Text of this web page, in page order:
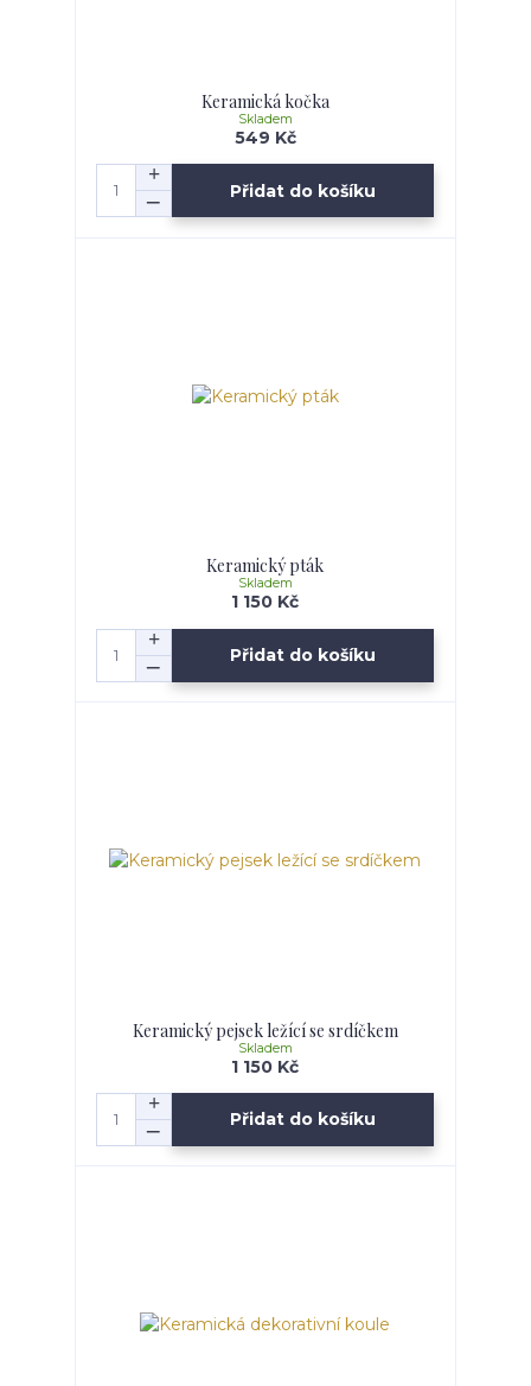
Keramická kočka
549 Kč
Skladem
Přidat do košíku
Keramický pták
1 150 Kč
Skladem
Přidat do košíku
Keramický pejsek ležící se srdíčkem
1 150 Kč
Skladem
Přidat do košíku